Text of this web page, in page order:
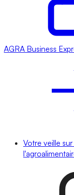
AGRA Business
Votre veille